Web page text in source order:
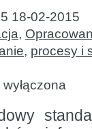
18-02-2015
,
, procesy i
wyłączona